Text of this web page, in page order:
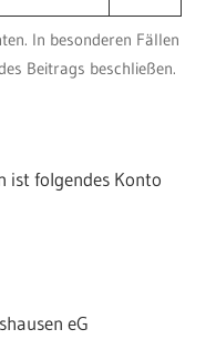
In besonderen Fällen
Beitrags beschließen.
ist folgendes Konto
eG